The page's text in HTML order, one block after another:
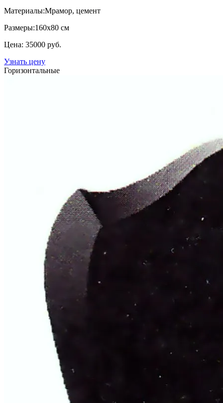
Материалы:Мрамор, цемент
Размеры:160х80 см
Цена: 35000 руб.
Узнать цену
Горизонтальные